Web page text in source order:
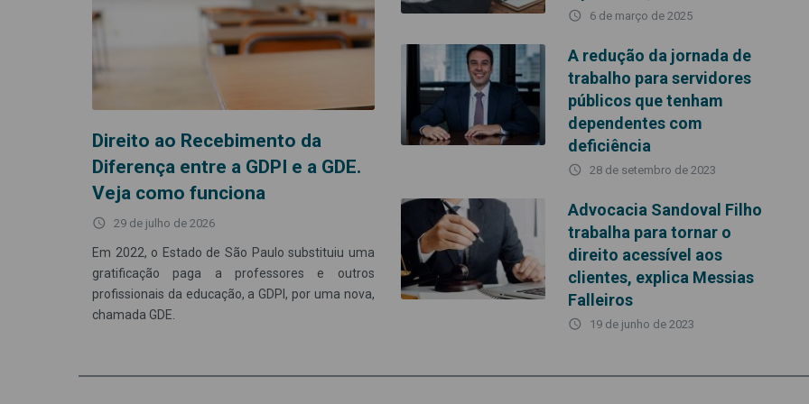
Direito ao Recebimento da
Diferença entre a GDPI e a GDE.
Veja como funciona
access_time 29 de julho de 2026
Em 2022, o Estado de São Paulo substituiu uma
gratificação paga a professores e outros
profissionais da educação, a GDPI, por uma nova,
chamada GDE.
access_time 6 de março de 2025
A redução da jornada de
trabalho para servidores
públicos que tenham
dependentes com
deficiência
access_time 28 de setembro de 2023
Advocacia Sandoval Filho
trabalha para tornar o
direito acessível aos
clientes, explica Messias
Falleiros
access_time 19 de junho de 2023